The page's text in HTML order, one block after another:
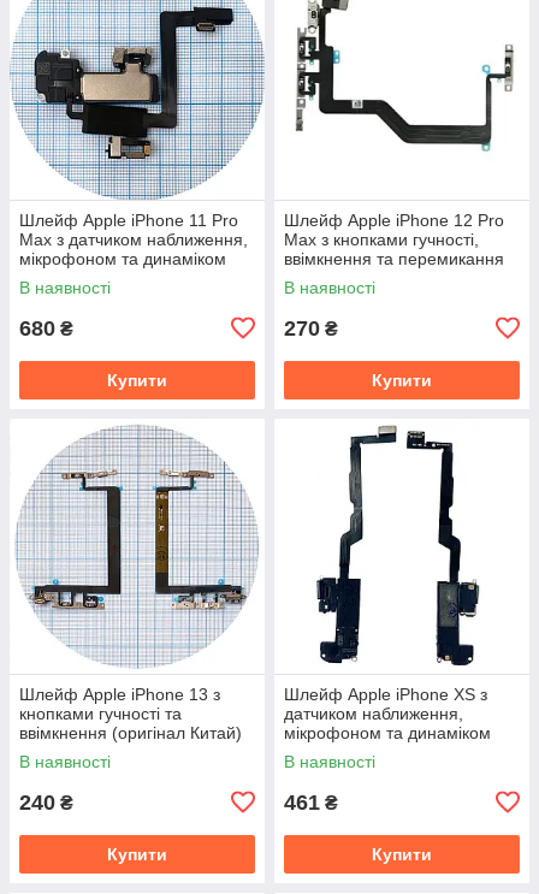
Шлейф Apple iPhone 11 Pro
Max з датчиком наближення,
мікрофоном та динаміком
(оригінал 100%)
В наявності
680 ₴
Купити
Шлейф Apple iPhone 12 Pro
Max з кнопками гучності,
ввімкнення та перемикання
вібро (оригінал Китай)
В наявності
270 ₴
Купити
Шлейф Apple iPhone 13 з
кнопками гучності та
ввімкнення (оригінал Китай)
В наявності
240 ₴
Купити
Шлейф Apple iPhone XS з
датчиком наближення,
мікрофоном та динаміком
(оригінал Китай)
В наявності
461 ₴
Купити